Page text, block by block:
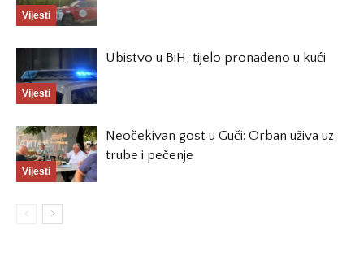
Vijesti
Vijesti
Ubistvo u BiH, tijelo pronađeno u kući
Vijesti
Neočekivan gost u Guči: Orban uživa uz
trube i pečenje